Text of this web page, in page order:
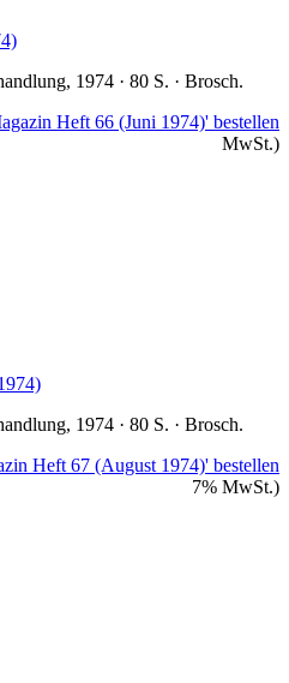
1974 · 80 S. · Brosch.
MwSt.)
1974 · 80 S. · Brosch.
7% MwSt.)